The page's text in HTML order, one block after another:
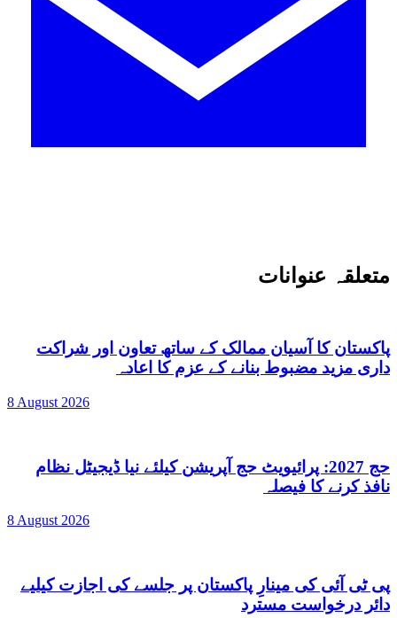
متعلقہ عنوانات
پاکستان کا آسیان ممالک کے ساتھ تعاون اور شراکت
داری مزید مضبوط بنانے کے عزم کا اعادہ
8 August 2026
حج 2027: پرائیویٹ حج آپریشن کیلئے نیا ڈیجیٹل نظام
نافذ کرنے کا فیصلہ
8 August 2026
پی ٹی آئی کی مینارِ پاکستان پر جلسے کی اجازت کیلیے
دائر درخواست مسترد